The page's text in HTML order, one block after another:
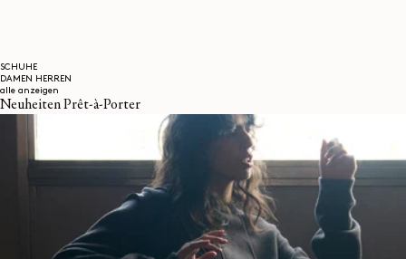
SCHUHE
DAMEN
HERREN
alle anzeigen
Neuheiten Prêt-à-Porter